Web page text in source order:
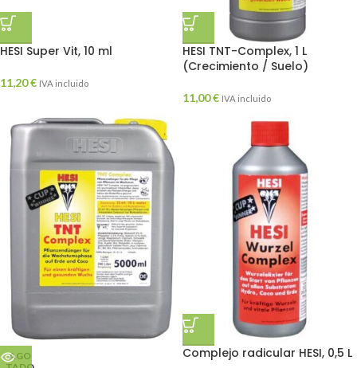
HESI Super Vit, 10 ml
11,20€ IVA incluido
HESI TNT-Complex, 1 L
(Crecimiento / Suelo)
11,00€ IVA incluido
AGO
Complejo radicular HESI, 0,5 L